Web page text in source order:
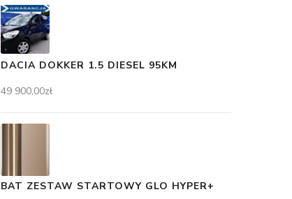
DACIA DOKKER 1.5 DIESEL 95KM
49 900,00zł
BAT ZESTAW STARTOWY GLO HYPER+